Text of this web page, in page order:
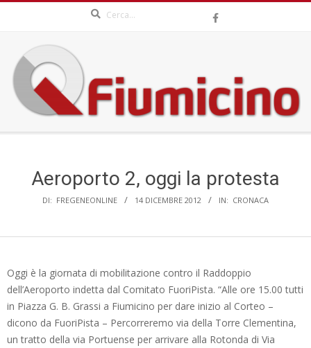
content
QFIUMICINO.COM
Aeroporto 2, oggi la protesta
DI: FREGENEONLINE 14 DICEMBRE 2012 IN: CRONACA
Oggi è la giornata di mobilitazione contro il Raddoppio
dell’Aeroporto indetta dal Comitato FuoriPista. “Alle ore 15.00 tutti
in Piazza G. B. Grassi a Fiumicino per dare inizio al Corteo –
dicono da FuoriPista – Percorreremo via della Torre Clementina,
un tratto della via Portuense per arrivare alla Rotonda di Via